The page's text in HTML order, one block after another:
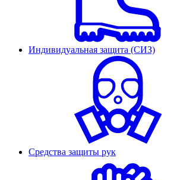
Индивидуальная защита (СИЗ)
Средства защиты рук